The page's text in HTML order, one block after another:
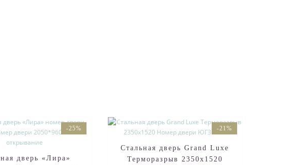
-25%
дверь «Лира»
-21%
Стальная дверь Grand Luxe
Терморазрыв 2350х1520